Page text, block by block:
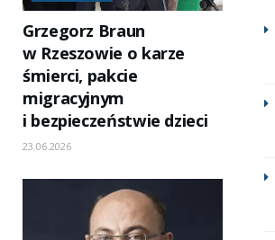
Grzegorz Braun
w Rzeszowie o karze
śmierci, pakcie
migracyjnym
i bezpieczeństwie dzieci
23.06.2026